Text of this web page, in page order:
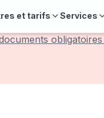
et tarifs Services